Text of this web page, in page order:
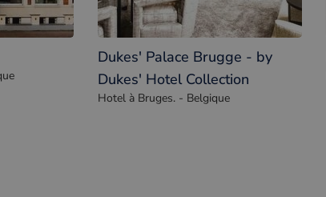
Dukes' Palace Brugge - by
Dukes' Hotel Collection
Hotel à Bruges. - Belgique